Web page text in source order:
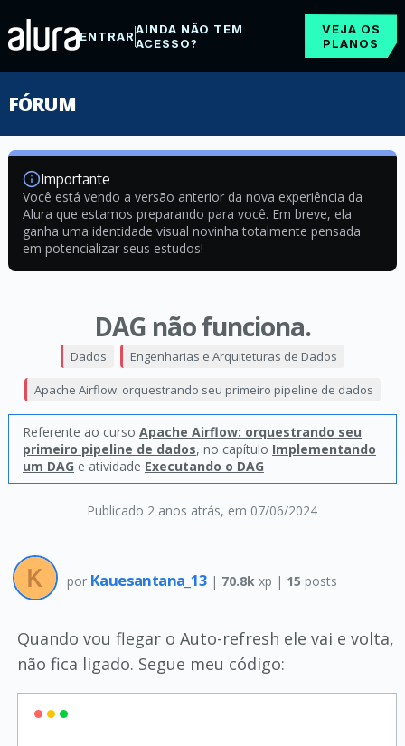
ENTRARAINDA NÃO TEM
ACESSO?
VEJA OS
PLANOS
FÓRUM
Importante
Você está vendo a versão anterior da nova experiência da
Alura que estamos preparando para você. Em breve, ela
ganha uma identidade visual novinha totalmente pensada
em potencializar seus estudos!
DAG não funciona.
Publicado 2 anos atrás, em 07/06/2024
Dados Engenharias e Arquiteturas de Dados
Apache Airflow: orquestrando seu primeiro pipeline de dados
Referente ao curso Apache Airflow: orquestrando seu
primeiro pipeline de dados, no capítulo Implementando
um DAG e atividade Executando o DAG
por Kauesantana_13 | 70.8k xp | 15 posts
Quando vou flegar o Auto-refresh ele vai e volta,
não fica ligado. Segue meu código: